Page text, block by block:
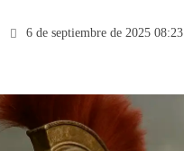
6 de septiembre de 2025 08:23